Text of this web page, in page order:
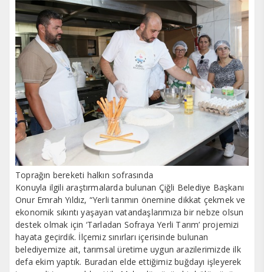
Toprağın bereketi halkın sofrasında
Konuyla ilgili araştırmalarda bulunan Çiğli Belediye Başkanı
Onur Emrah Yıldız, “Yerli tarımın önemine dikkat çekmek ve
ekonomik sıkıntı yaşayan vatandaşlarımıza bir nebze olsun
destek olmak için ‘Tarladan Sofraya Yerli Tarım’ projemizi
hayata geçirdik. İlçemiz sınırları içerisinde bulunan
belediyemize ait, tarımsal üretime uygun arazilerimizde ilk
defa ekim yaptık. Buradan elde ettiğimiz buğdayı işleyerek